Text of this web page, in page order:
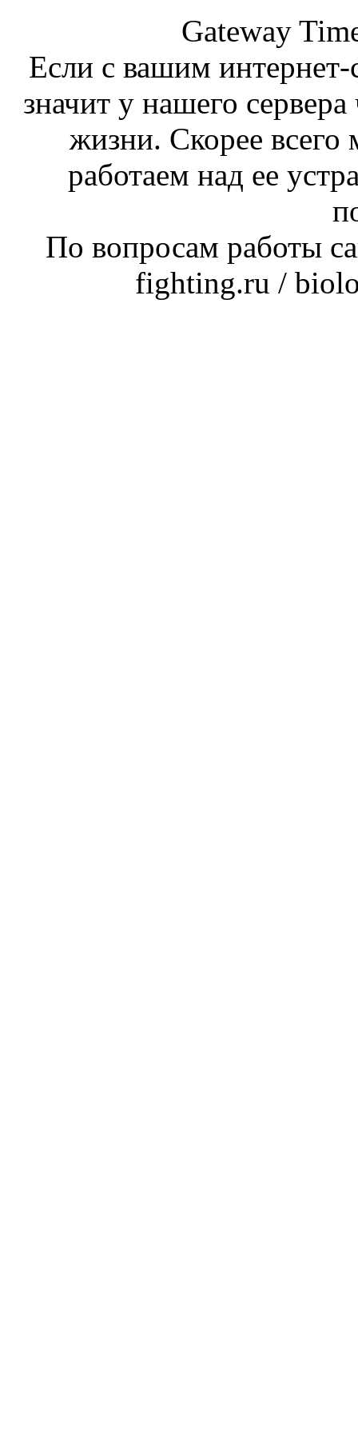
Gateway
Если с вашим интернет-
значит у нашего
жизни. Скорее
работаем над ее
По вопросам работы
fighting.ru /